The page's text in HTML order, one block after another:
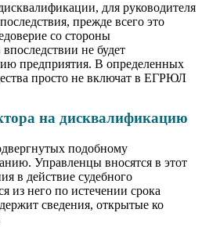
для руководителя
прежде всего это
со стороны
не будет
предприятия. В определенных
просто не включат в ЕГРЮЛ
на дисквалификацию
подобному
Управленцы вносятся в этот
в действие судебного
из него по истечении срока
сведения, открытые ко